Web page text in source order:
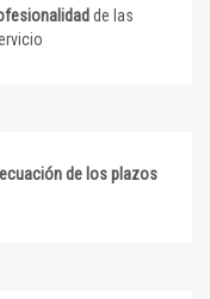
de las
de los plazos